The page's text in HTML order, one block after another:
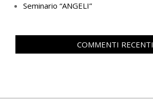
Seminario “ANGELI”
COMMENTI RECENTI